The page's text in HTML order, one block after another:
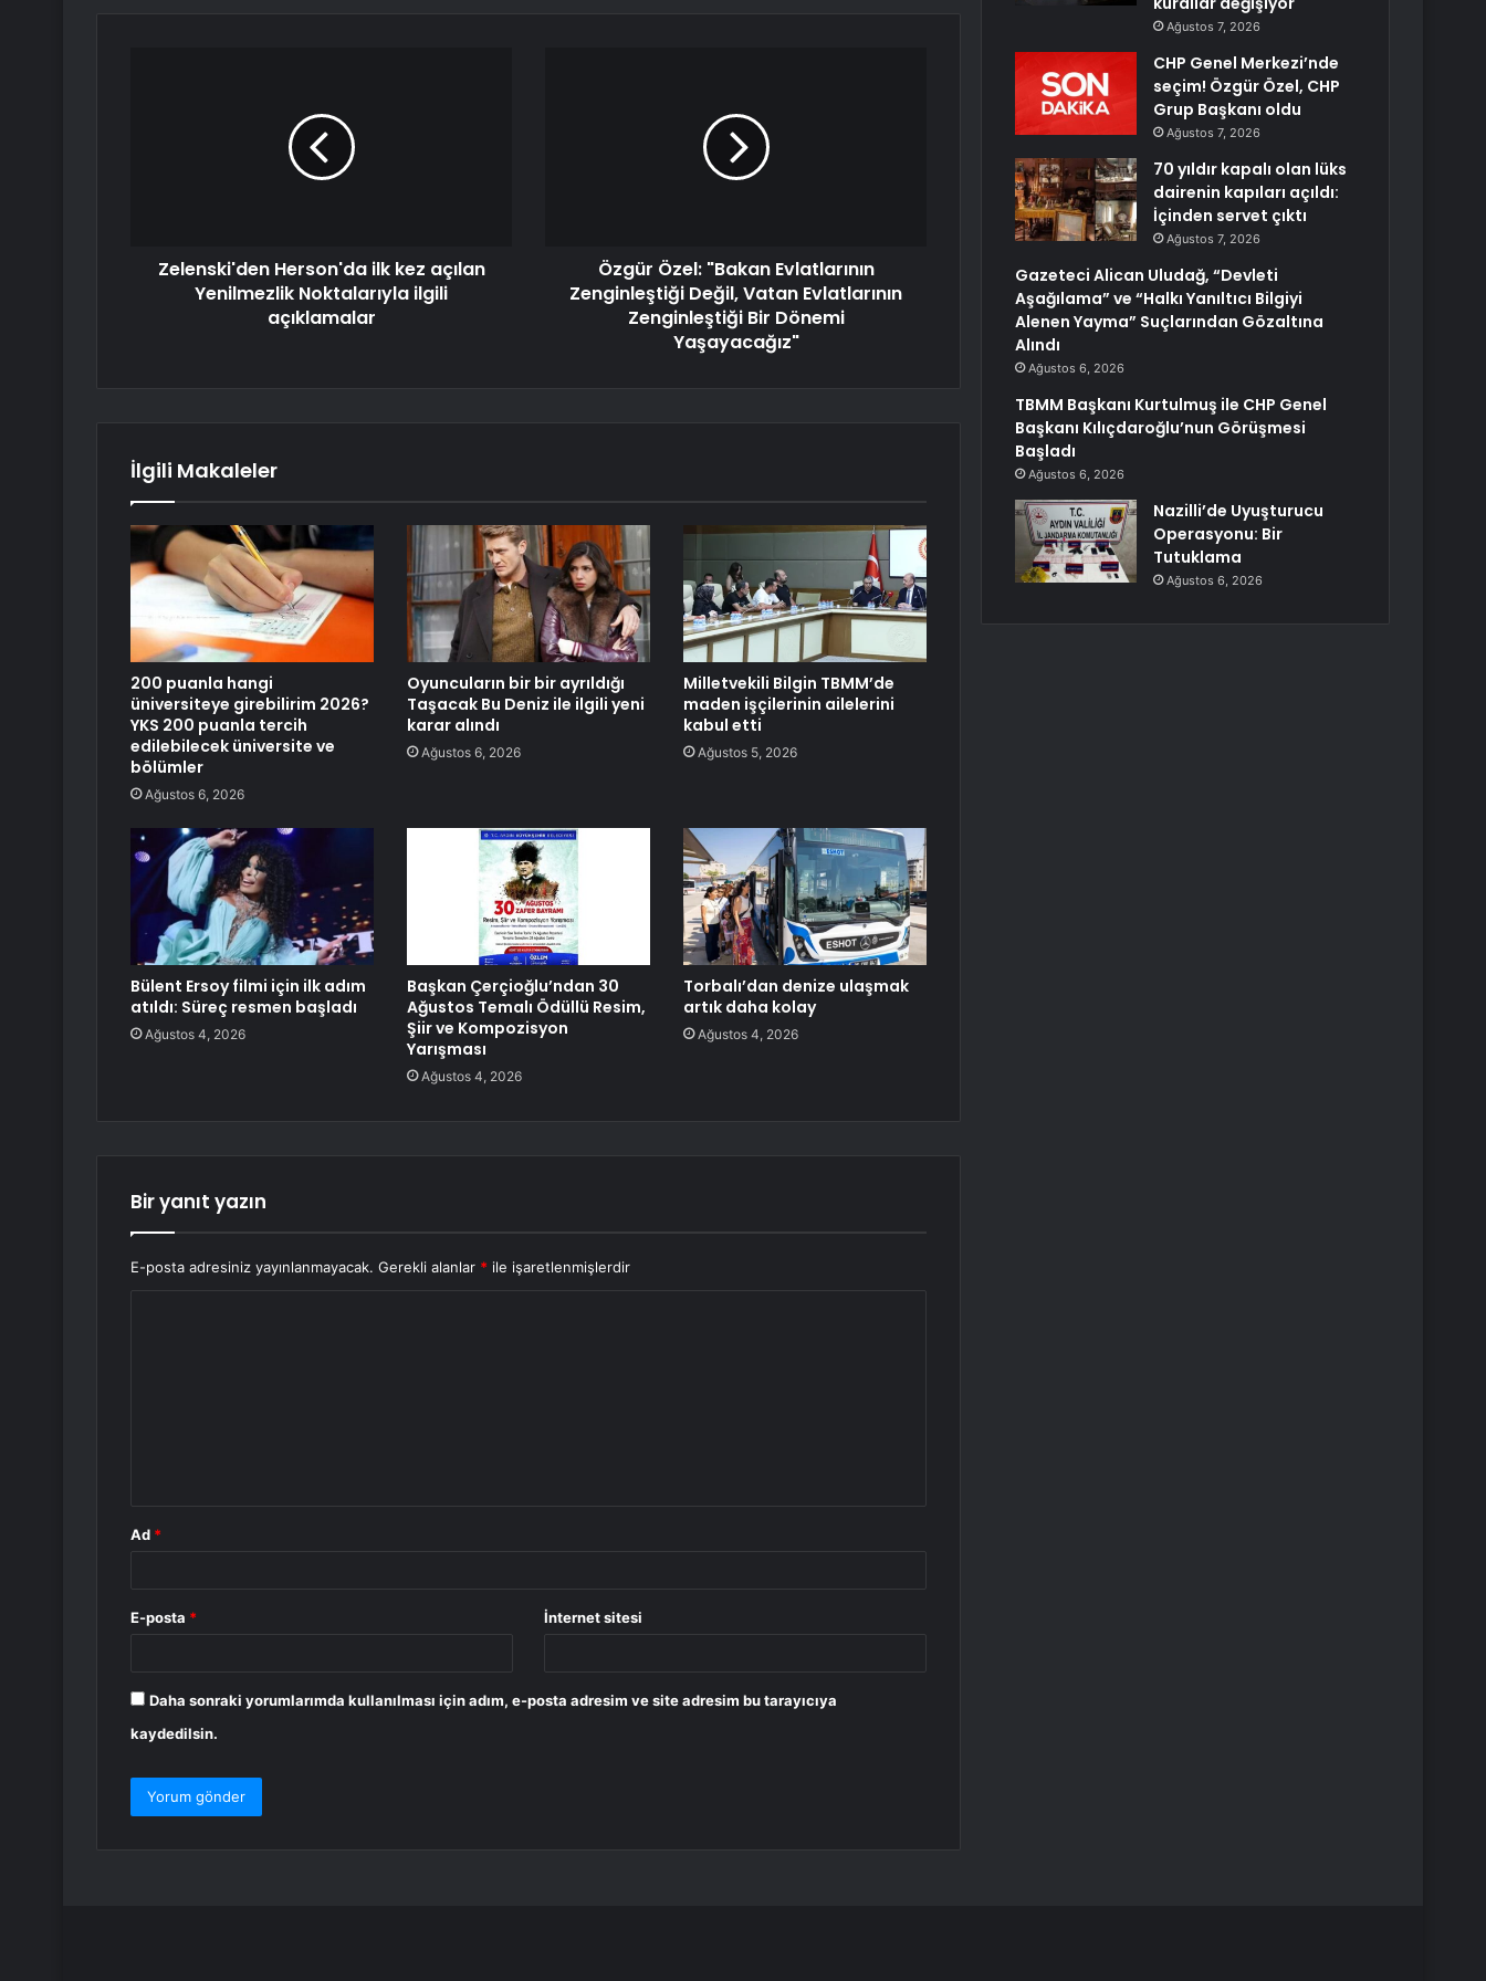
Zelenski'den Herson'da ilk kez açılan
Yenilmezlik Noktalarıyla ilgili
açıklamalar
Özgür Özel: "Bakan Evlatlarının
Zenginleştiği Değil, Vatan Evlatlarının
Zenginleştiği Bir Dönemi
Yaşayacağız"
İlgili Makaleler
200 puanla hangi
üniversiteye girebilirim 2026?
YKS 200 puanla tercih
edilebilecek üniversite ve
bölümler
Ağustos 6, 2026
Oyuncuların bir bir ayrıldığı
Taşacak Bu Deniz ile ilgili yeni
karar alındı
Ağustos 6, 2026
Milletvekili Bilgin TBMM’de
maden işçilerinin ailelerini
kabul etti
Ağustos 5, 2026
Bülent Ersoy filmi için ilk adım
atıldı: Süreç resmen başladı
Ağustos 4, 2026
Başkan Çerçioğlu’ndan 30
Ağustos Temalı Ödüllü Resim,
Şiir ve Kompozisyon
Yarışması
Ağustos 4, 2026
Torbalı’dan denize ulaşmak
artık daha kolay
Ağustos 4, 2026
Bir yanıt yazın
E-posta adresiniz yayınlanmayacak. Gerekli alanlar * ile işaretlenmişlerdir
Ad *
E-posta * İnternet sitesi
Daha sonraki yorumlarımda kullanılması için adım, e-posta adresim ve site adresim bu tarayıcıya
kaydedilsin.
Ağustos 7, 2026
CHP Genel Merkezi’nde
seçim! Özgür Özel, CHP
Grup Başkanı oldu
Ağustos 7, 2026
70 yıldır kapalı olan lüks
dairenin kapıları açıldı:
İçinden servet çıktı
Ağustos 7, 2026
Gazeteci Alican Uludağ, “Devleti
Aşağılama” ve “Halkı Yanıltıcı Bilgiyi
Alenen Yayma” Suçlarından Gözaltına
Alındı
Ağustos 6, 2026
TBMM Başkanı Kurtulmuş ile CHP Genel
Başkanı Kılıçdaroğlu’nun Görüşmesi
Başladı
Ağustos 6, 2026
Nazilli’de Uyuşturucu
Operasyonu: Bir
Tutuklama
Ağustos 6, 2026